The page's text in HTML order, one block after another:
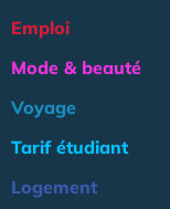
Emploi
Mode & beauté
Voyage
Tarif étudiant
Logement